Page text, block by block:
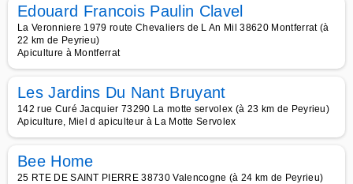
Edouard Francois Paulin Clavel
La Veronniere 1979 route Chevaliers de L An Mil 38620 Montferrat (à
22 km de Peyrieu)
Apiculture à Montferrat
Les Jardins Du Nant Bruyant
142 rue Curé Jacquier 73290 La motte servolex (à 23 km de Peyrieu)
Apiculture, Miel d apiculteur à La Motte Servolex
Bee Home
25 RTE DE SAINT PIERRE 38730 Valencogne (à 24 km de Peyrieu)